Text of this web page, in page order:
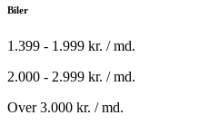
Biler
1.399 - 1.999 kr. / md.
2.000 - 2.999 kr. / md.
Over 3.000 kr. / md.